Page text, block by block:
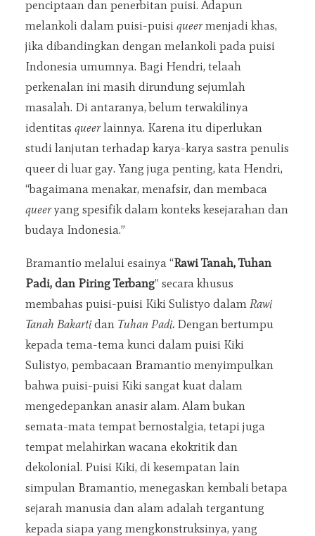
penciptaan dan penerbitan puisi. Adapun
melankoli dalam puisi-puisi queermenjadi khas,
jika dibandingkan dengan melankoli pada puisi
Indonesia umumnya. Bagi Hendri, telaah
perkenalan ini masih dirundung sejumlah
masalah. Di antaranya, belum terwakilinya
identitas queerlainnya. Karena itu diperlukan
studi lanjutan terhadap karya-karya sastra penulis
queer di luar gay. Yang juga penting, kata Hendri,
“bagaimana menakar, menafsir, dan membaca
queeryang spesifik dalam konteks kesejarahan dan
budaya Indonesia.”
Bramantio melalui esainya “Rawi Tanah, Tuhan
Padi, dan Piring Terbang” secara khusus
membahas puisi-puisi Kiki Sulistyo dalam Rawi
Tanah Bakartidan Tuhan Padi. Dengan bertumpu
kepada tema-tema kunci dalam puisi Kiki
Sulistyo, pembacaan Bramantio menyimpulkan
bahwa puisi-puisi Kiki sangat kuat dalam
mengedepankan anasir alam. Alam bukan
semata-mata tempat bernostalgia, tetapi juga
tempat melahirkan wacana ekokritik dan
dekolonial. Puisi Kiki, di kesempatan lain
simpulan Bramantio, menegaskan kembali betapa
sejarah manusia dan alam adalah tergantung
kepada siapa yang mengkonstruksinya, yang